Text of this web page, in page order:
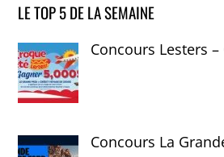
LE TOP 5 DE LA SEMAINE
Concours Lesters –
Concours La